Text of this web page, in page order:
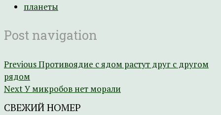
планеты
Post navigation
PreviousПротивоядие с ядом растут друг с другом
рядом
NextУ микробов нет морали
СВЕЖИЙ НОМЕР